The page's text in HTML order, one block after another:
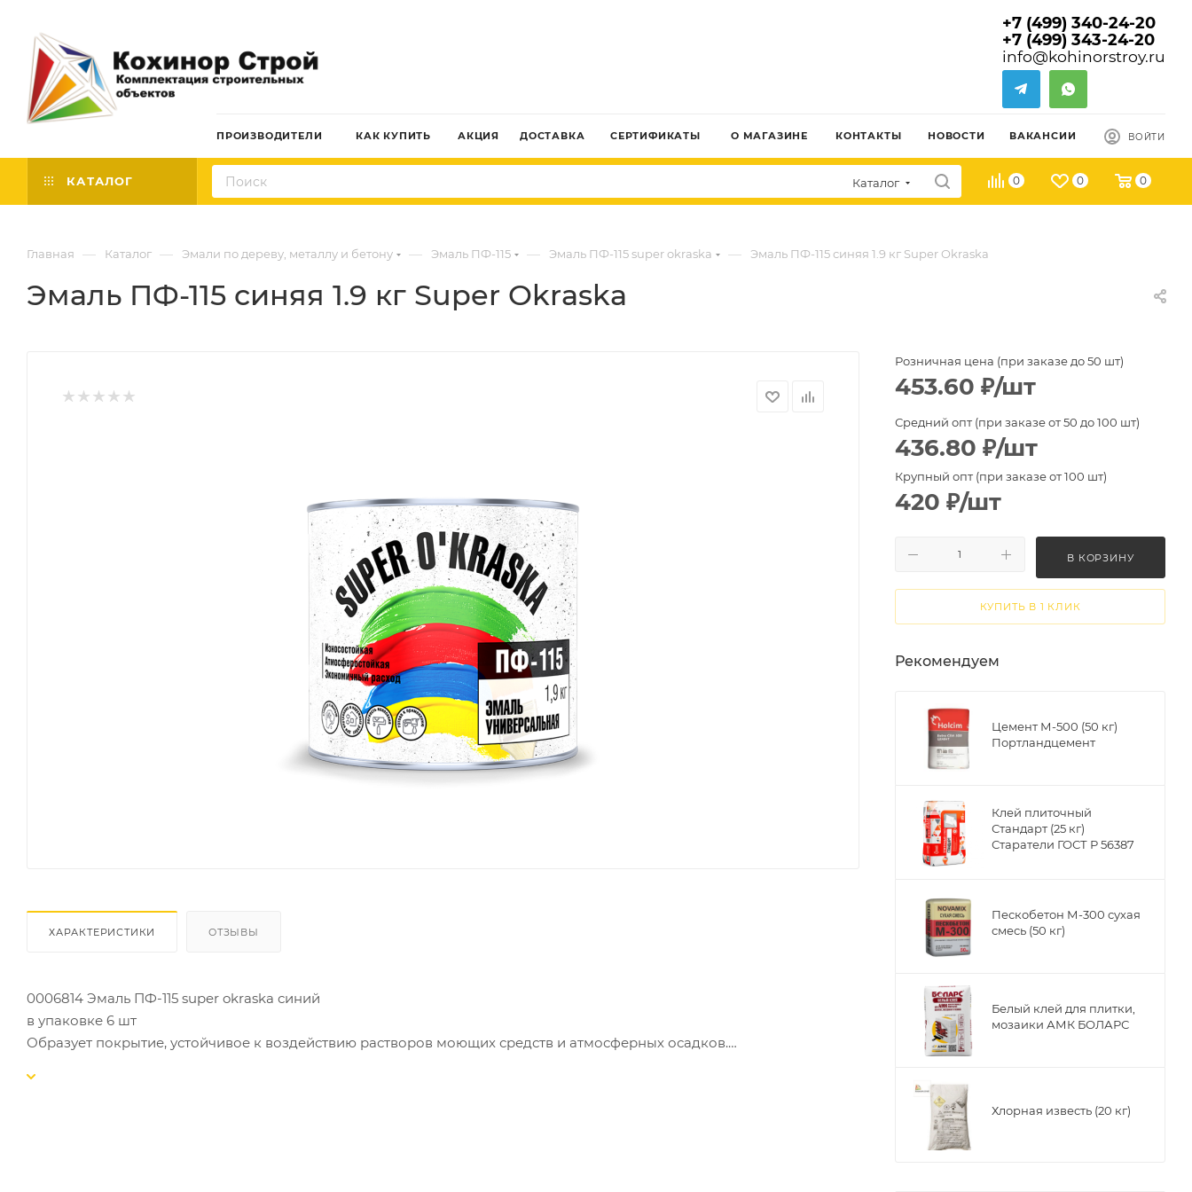
+7 (499) 340-24-20
+7 (499) 343-24-20
info@kohinorstroy.ru
ПРОИЗВОДИТЕЛИ КАК КУПИТЬ АКЦИЯ ДОСТАВКА СЕРТИФИКАТЫ О МАГАЗИНЕ КОНТАКТЫ НОВОСТИ ВАКАНСИИ ВОЙТИ
КАТАЛОГ Каталог 0 0 0
Главная — Каталог — Эмали по дереву, металлу и бетону — Эмаль ПФ-115 — Эмаль ПФ-115 super okraska — Эмаль ПФ-115 синяя 1.9 кг Super Okraska
Эмаль ПФ-115 синяя 1.9 кг Super Okraska
ХАРАКТЕРИСТИКИ ОТЗЫВЫ
0006814 Эмаль ПФ-115 super okraska синий
в упаковке 6 шт
Образует покрытие, устойчивое к воздействию растворов моющих средств и атмосферных осадков.
Розничная цена (при заказе до 50 шт)
453.60 ₽/шт
Средний опт (при заказе от 50 до 100 шт)
436.80 ₽/шт
Крупный опт (при заказе от 100 шт)
420 ₽/шт
В КОРЗИНУ
КУПИТЬ В 1 КЛИК
Рекомендуем
Цемент М-500 (50 кг)
Портландцемент
Клей плиточный
Стандарт (25 кг)
Старатели ГОСТ Р 56387
Пескобетон М-300 сухая
смесь (50 кг)
Белый клей для плитки,
мозаики АМК БОЛАРС
Хлорная известь (20 кг)